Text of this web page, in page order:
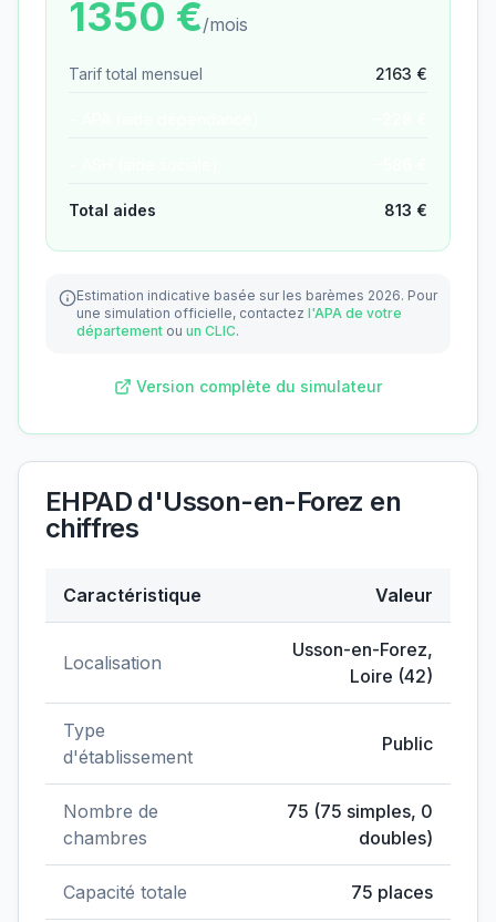
1350 €/mois
Tarif total mensuel 2163 €
Total aides 813 €
Estimation indicative basée sur les barèmes 2026. Pour
une simulation officielle, contactez l'APA de votre
département ou un CLIC.
Version complète du simulateur
EHPAD d'Usson-en-Forez en
chiffres
Caractéristique Valeur
Localisation
Usson-en-Forez,
Loire (42)
Type
d'établissement
Public
Nombre de
chambres
75 (75 simples, 0
doubles)
Capacité totale 75 places